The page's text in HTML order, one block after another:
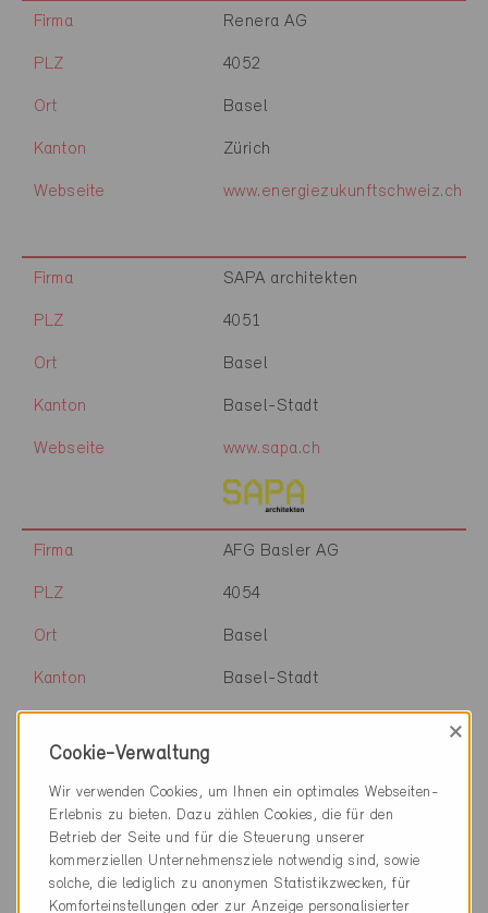
Firma Renera AG
PLZ 4052
Ort Basel
Kanton Zürich
Webseite www.energiezukunftschweiz.ch
Firma SAPA architekten
PLZ 4051
Ort Basel
Kanton Basel-Stadt
Webseite www.sapa.ch
Firma AFG Basler AG
PLZ 4054
Ort Basel
Kanton Basel-Stadt
Firma Itten+Brechbühl AG
PLZ 4002
Ort Basel
Cookie-Verwaltung
×
Wir verwenden Cookies, um Ihnen ein optimales Webseiten-
Erlebnis zu bieten. Dazu zählen Cookies, die für den
Betrieb der Seite und für die Steuerung unserer
kommerziellen Unternehmensziele notwendig sind, sowie
solche, die lediglich zu anonymen Statistikzwecken, für
Komforteinstellungen oder zur Anzeige personalisierter